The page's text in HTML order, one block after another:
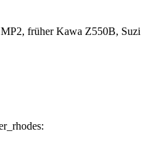
früher Kawa Z550B, Suzi